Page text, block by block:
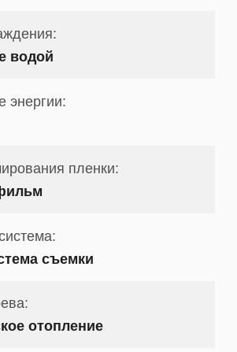
водой
энергии:
пленки:
съемки
отопление